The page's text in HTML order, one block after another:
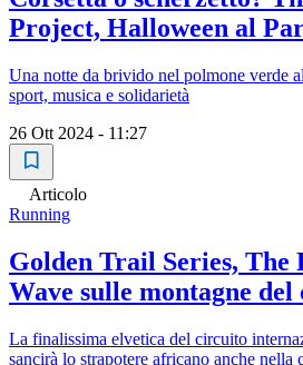
Project, Halloween al
Una notte da brivido nel polmone verde
sport, musica e solidarietà
26 Ott 2024 - 11:27
Articolo
Running
Golden Trail Series,
Wave sulle montagne
La finalissima elvetica del circuito
sancirà lo strapotere africano anche nella